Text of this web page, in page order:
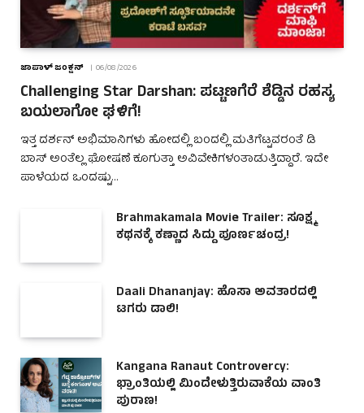
ಜಾಪಾಳ್ ಜಂಕ್ಷನ್ 06/08/2026
Challenging Star Darshan: ಪಟ್ಟಣಗೆರೆ ಶೆಡ್ಡಿನ ರಹಸ್ಯ
ಬಯಲಾಗೋ ಘಳಿಗೆ!
ಇತ್ತ ದರ್ಶನ್ ಅಭಿಮಾನಿಗಳು ಹೋದಲ್ಲಿ ಬಂದಲ್ಲಿ ಮತಿಗೆಟ್ಟವರಂತೆ ಡಿ
ಬಾಸ್ ಅಂತೆಲ್ಲ ಘೋಷಣೆ ಕೂಗುತ್ತಾ ಅವಿವೇಕಿಗಳಂತಾಡುತ್ತಿದ್ದಾರೆ. ಇದೇ
ಪಾಳೆಯದ ಒಂದಷ್ಟು…
Brahmakamala Movie Trailer: ಸೂಕ್ಷ್ಮ
ಕಥನಕ್ಕೆ ಕಣ್ಣಾದ ಸಿದ್ದು ಪೂರ್ಣಚಂದ್ರ!
Daali Dhananjay: ಹೊಸಾ ಅವತಾರದಲ್ಲಿ
ಟಗರು ಡಾಲಿ!
Kangana Ranaut Controvercy:
ಭ್ರಾಂತಿಯಲ್ಲಿ ಮಿಂದೇಳುತ್ತಿರುವಾಕೆಯ ವಾಂತಿ
ಪುರಾಣ!